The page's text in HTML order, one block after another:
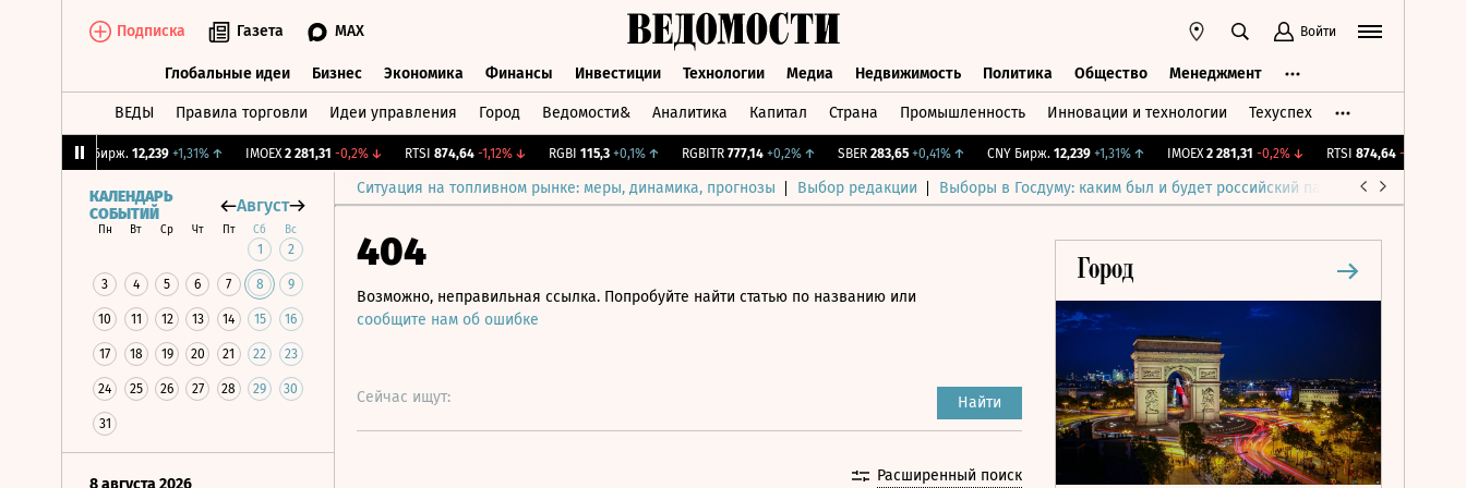
Подписка Газета MAX Войти
Глобальные идеи Бизнес Экономика Финансы Инвестиции Технологии Медиа Недвижимость Политика Общество Менеджмент
ВЕДЫ Правила торговли Идеи управления Город Ведомости& Аналитика Капитал Страна Промышленность Инновации и технологии Техуспех
CNY Бирж. 12,239 +1,31%↑ IMOEX 2 281,31 -0,2%↓ RTSI 874,64 -1,12%↓ RGBI 115,3 +0,1%↑ RGBITR 777,14 +0,2%↑ SBER 283,65 +0,41%↑ CNY Бирж. 12,239 +1,31%↑ IMOEX 2 281,31 -0,2%↓ RTSI 874,64 -1,12%
Ситуация на топливном рынке: меры, динамика, прогнозы Выбор редакции Выборы в Госдуму: каким был и будет российский парламент
КАЛЕНДАРЬ
СОБЫТИЙ
Август
Пн Вт Ср Чт Пт Сб Вс
1 2
3 4 5 6 7 8 9
10 11 12 13 14 15 16
17 18 19 20 21 22 23
24 25 26 27 28 29 30
31
8 августа 2026
404
Возможно, неправильная ссылка. Попробуйте найти статью по названию или
сообщите нам об ошибке
Сейчас ищут: Найти
Расширенный поиск